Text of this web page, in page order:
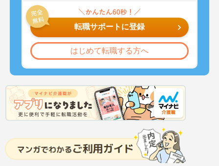
転職サポートに登録
はじめて転職する方へ